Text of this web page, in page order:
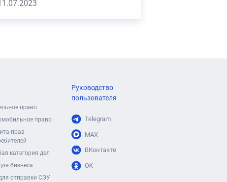
право
право
прав
категория дел
бизнеса
отправки СЭУ
Руководство
пользователя
Telegram
MAX
ВКонтакте
OK